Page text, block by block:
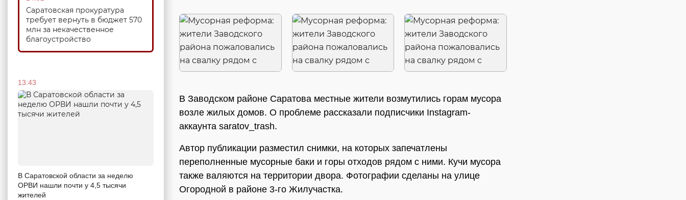
Саратовская прокуратура
требует вернуть в бюджет 570
млн за некачественное
благоустройство
13:43
В Саратовской области за неделю
ОРВИ нашли почти у 4,5 тысячи
жителей
В Заводском районе Саратова местные жители возмутились горам мусора
возле жилых домов. О проблеме рассказали подписчики Instagram-
аккаунта saratov_trash.
Автор публикации разместил снимки, на которых запечатлены
переполненные мусорные баки и горы отходов рядом с ними. Кучи мусора
также валяются на территории двора. Фотографии сделаны на улице
Огородной в районе 3-го Жилучастка.